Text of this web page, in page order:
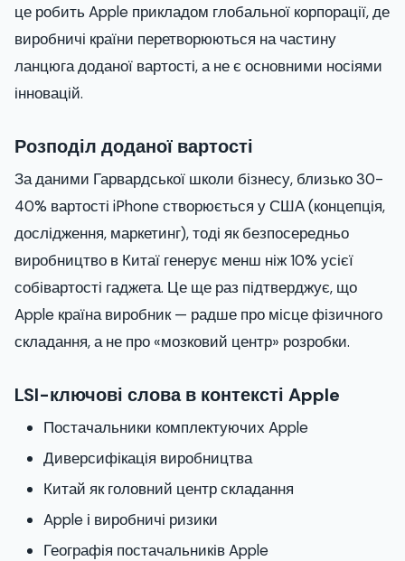
це робить Apple прикладом глобальної корпорації, де
виробничі країни перетворюються на частину
ланцюга доданої вартості, а не є основними носіями
інновацій.
Розподіл доданої вартості
За даними Гарвардської школи бізнесу, близько 30-
40% вартості iPhone створюється у США (концепція,
дослідження, маркетинг), тоді як безпосередньо
виробництво в Китаї генерує менш ніж 10% усієї
собівартості гаджета. Це ще раз підтверджує, що
Apple країна виробник — радше про місце фізичного
складання, а не про «мозковий центр» розробки.
LSI-ключові слова в контексті Apple
Постачальники комплектуючих Apple
Диверсифікація виробництва
Китай як головний центр складання
Apple і виробничі ризики
Географія постачальників Apple